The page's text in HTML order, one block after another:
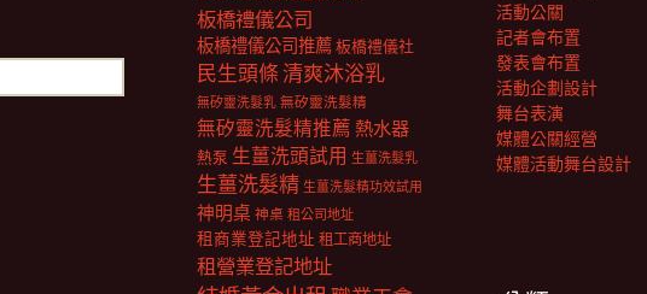
板橋禮儀公司
板橋禮儀公司推薦板橋禮儀社
民生頭條清爽沐浴乳
無矽靈洗髮乳 無矽靈洗髮精
無矽靈洗髮精推薦 熱水器
熱泵 生薑洗頭試用 生薑洗髮乳
生薑洗髮精 生薑洗髮精功效試用
神明桌 神桌 租公司地址
租商業登記地址 租工商地址
租營業登記地址
活動公關
記者會布置
發表會布置
活動企劃設計
舞台表演
媒體公關經營
媒體活動舞台設計